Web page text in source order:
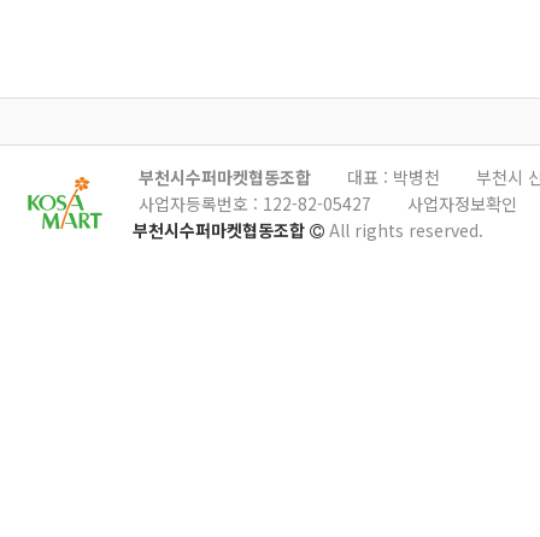
부천시수퍼마켓협동조합 대표 : 박병천
부천시
사업자등록번호 : 122-82-05427
사업자정보확인
부천시수퍼마켓협동조합
All rights reserved.